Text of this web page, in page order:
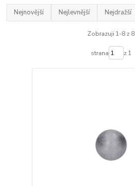
Nejnovější Nejlevnější Nejdražší
Zobrazuji 1-8 z 8
strana z 1